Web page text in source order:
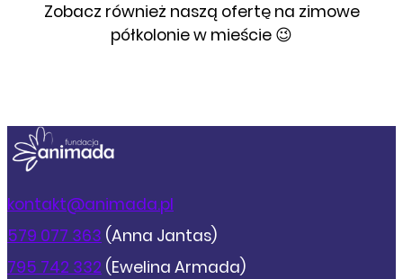
Zobacz również naszą ofertę na zimowe
półkolonie w mieście 😉
kontakt@animada.pl
579 077 363 (Anna Jantas)
795 742 332 (Ewelina Armada)